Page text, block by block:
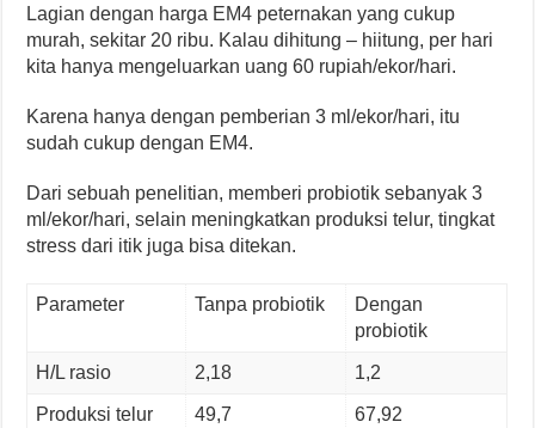
Lagian dengan harga EM4 peternakan yang cukup
murah, sekitar 20 ribu. Kalau dihitung – hiitung, per hari
kita hanya mengeluarkan uang 60 rupiah/ekor/hari.
Karena hanya dengan pemberian 3 ml/ekor/hari, itu
sudah cukup dengan EM4.
Dari sebuah penelitian, memberi probiotik sebanyak 3
ml/ekor/hari, selain meningkatkan produksi telur, tingkat
stress dari itik juga bisa ditekan.
Parameter Tanpa probiotik
Dengan
probiotik
H/L rasio 2,18 1,2
Produksi telur
49,7 67,92